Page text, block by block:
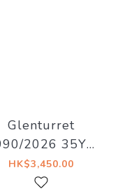
Glenturret
2026 35YO
Hogshead
Decadent
HK$3,450.00